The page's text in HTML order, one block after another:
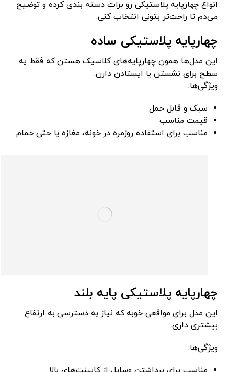
انواع چهارپایه پلاستیکی رو برات دسته بندی کرده و توضیح
می‌دم تا راحت‌تر بتونی انتخاب کنی:
چهارپایه پلاستیکی ساده
این مدل‌ها همون چهارپایه‌های کلاسیک هستن که فقط یه
سطح برای نشستن یا ایستادن دارن.
ویژگی‌ها:
سبک و قابل حمل
قیمت مناسب
مناسب برای استفاده روزمره در خونه، مغازه یا حتی حمام
چهارپایه پلاستیکی پایه بلند
این مدل برای مواقعی خوبه که نیاز به دسترسی به ارتفاع
بیشتری داری.
ویژگی‌ها: